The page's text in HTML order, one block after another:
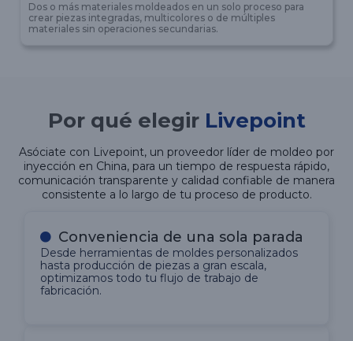
Dos o más materiales moldeados en un solo proceso para
crear piezas integradas, multicolores o de múltiples
materiales sin operaciones secundarias.
Por qué elegir Livepoint
Asóciate con Livepoint, un proveedor líder de moldeo por
inyección en China, para un tiempo de respuesta rápido,
comunicación transparente y calidad confiable de manera
consistente a lo largo de tu proceso de producto.
Conveniencia de una sola parada
Desde herramientas de moldes personalizados
hasta producción de piezas a gran escala,
optimizamos todo tu flujo de trabajo de
fabricación.